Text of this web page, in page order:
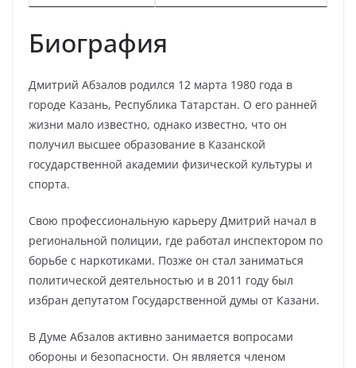
Биография
Дмитрий Абзалов родился 12 марта 1980 года в
городе Казань, Республика Татарстан. О его ранней
жизни мало известно, однако известно, что он
получил высшее образование в Казанской
государственной академии физической культуры и
спорта.
Свою профессиональную карьеру Дмитрий начал в
региональной полиции, где работал инспектором по
борьбе с наркотиками. Позже он стал заниматься
политической деятельностью и в 2011 году был
избран депутатом Государственной думы от Казани.
В Думе Абзалов активно занимается вопросами
обороны и безопасности. Он является членом